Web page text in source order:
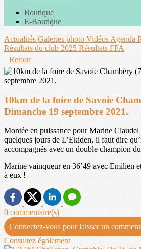
Boutique
E-Boutique
Actualités Galeries photo Vidéos Agenda
Résultats du club 2025 Résultats FFA
Retour
10km de la foire de Savoie
Dimanche 19 septembre 2021.
Montée en puissance pour Marine
quelques jours de L’Ekiden, il faut dire
accompagnés avec un double champion
Marine vainqueur en 36’49 avec Emilien
à eux !
0 commentaire(s)
Connectez-vous pour laisser un
Consultez également